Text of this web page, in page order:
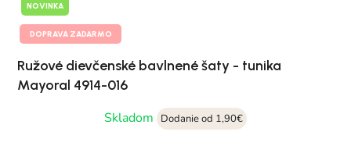
NOVINKA
DOPRAVA ZADARMO
Ružové dievčenské bavlnené šaty - tunika
Mayoral 4914-016
Skladom
Dodanie od 1,90€